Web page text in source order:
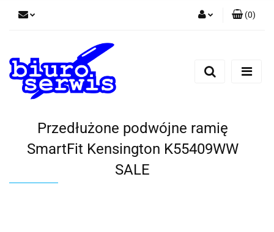
Zarejestruj się
(0)
Przedłużone podwójne ramię
SmartFit Kensington K55409WW
SALE